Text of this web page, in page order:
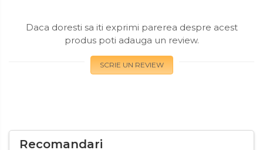
Daca doresti sa iti exprimi parerea despre acest
produs poti adauga un review.
SCRIE UN REVIEW
Recomandari